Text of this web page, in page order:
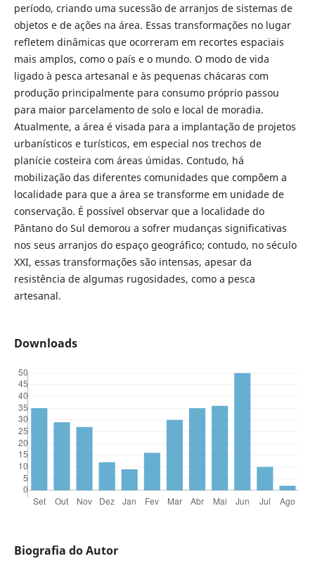
período, criando uma sucessão de arranjos de sistemas de
objetos e de ações na área. Essas transformações no lugar
refletem dinâmicas que ocorreram em recortes espaciais
mais amplos, como o país e o mundo. O modo de vida
ligado à pesca artesanal e às pequenas chácaras com
produção principalmente para consumo próprio passou
para maior parcelamento de solo e local de moradia.
Atualmente, a área é visada para a implantação de projetos
urbanísticos e turísticos, em especial nos trechos de
planície costeira com áreas úmidas. Contudo, há
mobilização das diferentes comunidades que compõem a
localidade para que a área se transforme em unidade de
conservação. É possível observar que a localidade do
Pântano do Sul demorou a sofrer mudanças significativas
nos seus arranjos do espaço geográfico; contudo, no século
XXI, essas transformações são intensas, apesar da
resistência de algumas rugosidades, como a pesca
artesanal.
Downloads
Biografia do Autor